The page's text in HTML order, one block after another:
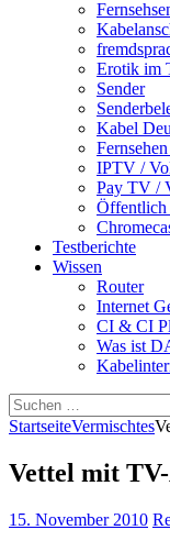
Erotik im
Sender
Kabel
IPTV /
Pay TV /
Öffentlich
Testberichte
Wissen
Router
Internet
CI & CI
Was ist
Suchen
nach:
StartseiteVermischtes
Vettel mit
15. November 2010